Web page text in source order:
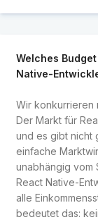
Welches
Native-
Wir konkurrieren
Der Markt für
und es gibt nicht
einfache
unabhängig vom
React Native-
alle
bedeutet das: